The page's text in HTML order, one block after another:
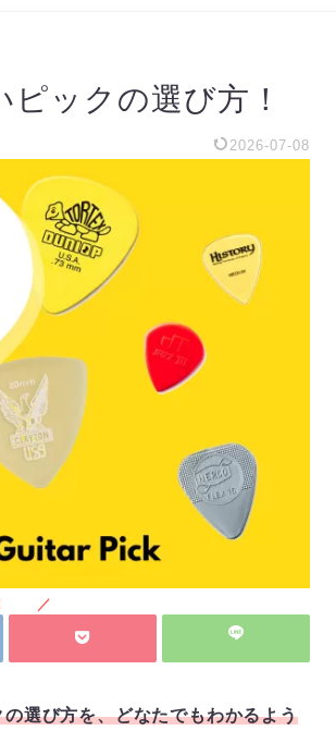
ックの選び方！
2026-07-08
選び方を、どなたでもわかるよう